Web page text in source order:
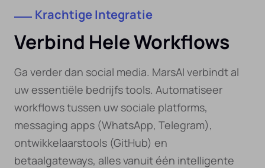
Krachtige Integratie
Verbind Hele Workflows
Ga verder dan social media. MarsAI verbindt al
uw essentiële bedrijfs tools. Automatiseer
workflows tussen uw sociale platforms,
messaging apps (WhatsApp, Telegram),
ontwikkelaarstools (GitHub) en
betaalgateways, alles vanuit één intelligente